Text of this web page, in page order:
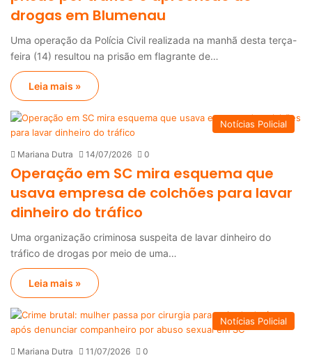
drogas em Blumenau
Uma operação da Polícia Civil realizada na manhã desta terça-
feira (14) resultou na prisão em flagrante de…
Leia mais »
Notícias Policial
Mariana Dutra 14/07/2026 0
Operação em SC mira esquema que
usava empresa de colchões para lavar
dinheiro do tráfico
Uma organização criminosa suspeita de lavar dinheiro do
tráfico de drogas por meio de uma…
Leia mais »
Notícias Policial
Mariana Dutra 11/07/2026 0